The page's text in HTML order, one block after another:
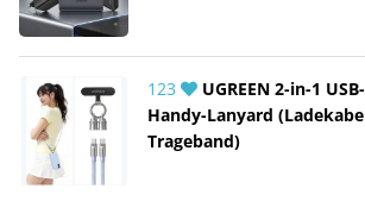
123
UGREEN 2-in-1
Handy-Lanyard
Trageband)